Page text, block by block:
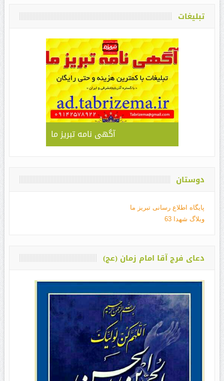
تبلیغات
آگهی نامه تبریز ما
دوستان
پایگاه اطلاع رسانی تبریز ما
وبلاگ شهدا 63
دعای فرج آقا امام زمان (عج)